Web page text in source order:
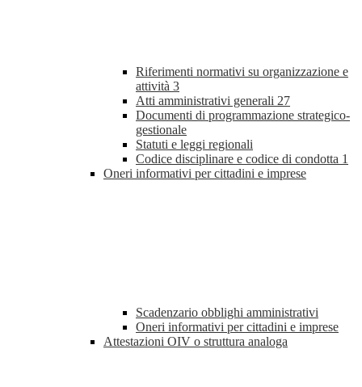
Riferimenti normativi su organizzazione e
attività 3
Atti amministrativi generali 27
Documenti di programmazione strategico-
gestionale
Statuti e leggi regionali
Codice disciplinare e codice di condotta 1
Oneri informativi per cittadini e imprese
Scadenzario obblighi amministrativi
Oneri informativi per cittadini e imprese
Attestazioni OIV o struttura analoga